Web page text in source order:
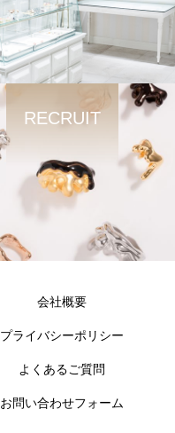
RECRUIT
会社概要
プライバシーポリシー
よくあるご質問
お問い合わせフォーム